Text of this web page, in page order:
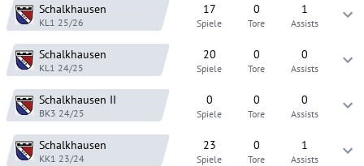
Schalkhausen
KL1 25/26
17
Spiele
0
Tore
1
Assists
Schalkhausen
KL1 24/25
20
Spiele
0
Tore
0
Assists
Schalkhausen II
BK3 24/25
0
Spiele
0
Tore
0
Assists
Schalkhausen
KK1 23/24
23
Spiele
0
Tore
1
Assists